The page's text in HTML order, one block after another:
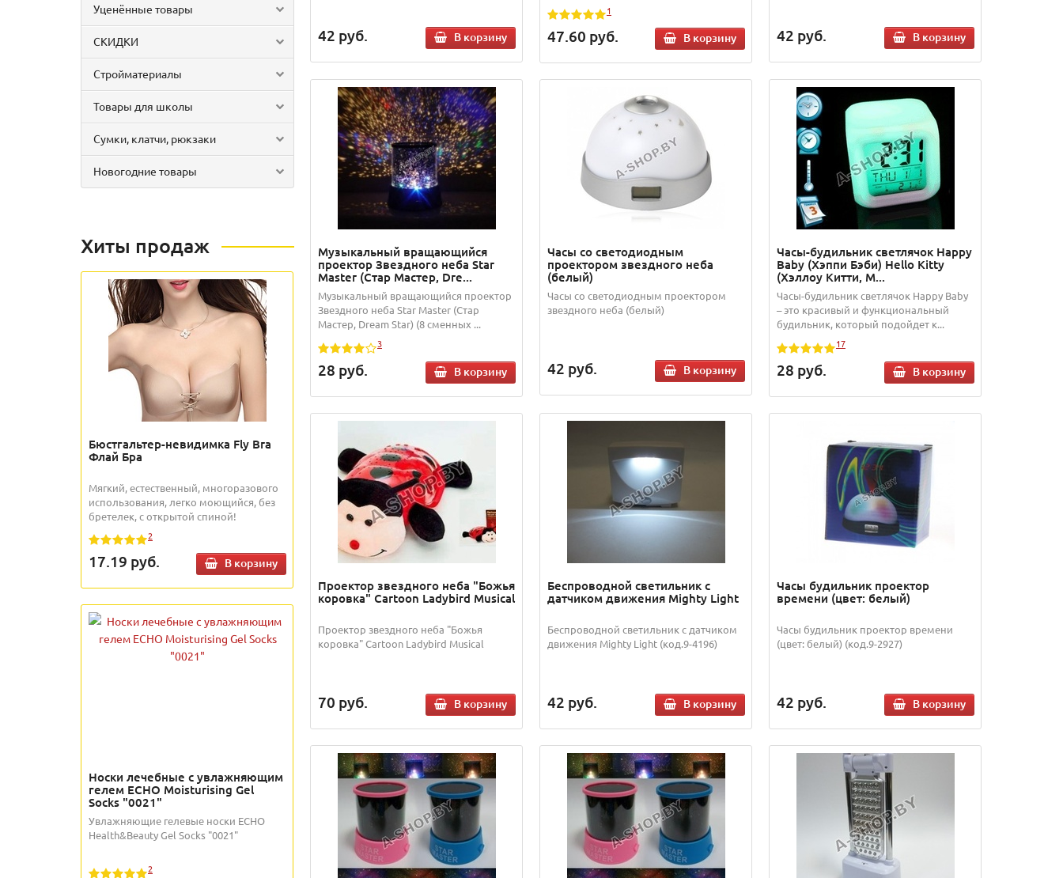
Уценённые товары
СКИДКИ
Стройматериалы
Товары для школы
Сумки, клатчи, рюкзаки
Новогодние товары
Хиты продаж
Бюстгальтер-невидимка Fly Bra
Флай Бра
Мягкий, естественный, многоразового
использования, легко моющийся, без
бретелек, с открытой спиной!
2
17.19 руб. В корзину
Носки лечебные с увлажняющим
гелем ECHO Moisturising Gel
Socks "0021"
Увлажняющие гелевые носки ECHO
Health&Beauty Gel Socks "0021"
2
42 руб. В корзину
1
47.60 руб. В корзину 42 руб. В корзину
Музыкальный вращающийся
проектор Звездного неба Star
Master (Стар Мастер, Dre...
Музыкальный вращающийся проектор
Звездного неба Star Master (Стар
Мастер, Dream Star) (8 сменных ...
3
28 руб. В корзину
Часы со светодиодным
проектором звездного неба
(белый)
Часы со светодиодным проектором
звездного неба (белый)
42 руб. В корзину
Часы-будильник светлячок Happy
Baby (Хэппи Бэби) Hello Kitty
(Хэллоу Китти, М...
Часы-будильник светлячок Happy Baby
– это красивый и функциональный
будильник, который подойдет к...
17
28 руб. В корзину
Проектор звездного неба "Божья
коровка" Cartoon Ladybird Musical
Проектор звездного неба "Божья
коровка" Cartoon Ladybird Musical
70 руб. В корзину
Беспроводной светильник с
датчиком движения Mighty Light
Беспроводной светильник с датчиком
движения Mighty Light (код.9-4196)
42 руб. В корзину
Часы будильник проектор
времени (цвет: белый)
Часы будильник проектор времени
(цвет: белый) (код.9-2927)
42 руб. В корзину